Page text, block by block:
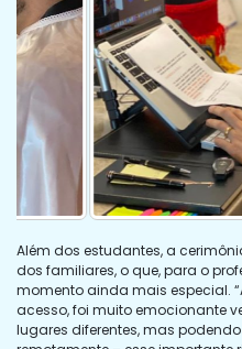
Além dos estudantes, a
dos familiares, o que, para o
momento ainda mais especial.
acesso, foi muito emocionante
lugares diferentes, mas